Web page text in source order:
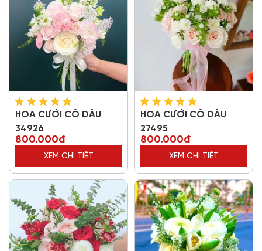
HOA CƯỚI CÔ DÂU
34926
800.000đ
XEM CHI TIẾT
HOA CƯỚI CÔ DÂU
27495
800.000đ
XEM CHI TIẾT